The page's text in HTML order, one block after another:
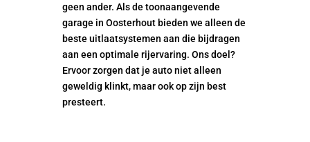
geen ander. Als de toonaangevende
garage in Oosterhout bieden we alleen de
beste uitlaatsystemen aan die bijdragen
aan een optimale rijervaring. Ons doel?
Ervoor zorgen dat je auto niet alleen
geweldig klinkt, maar ook op zijn best
presteert.